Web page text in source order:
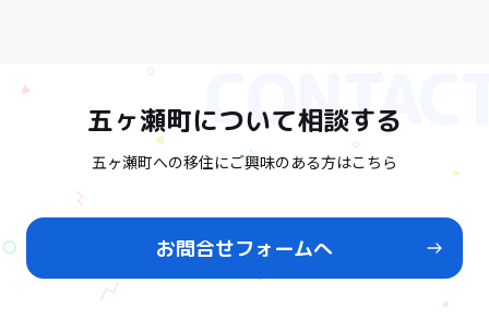
五ヶ瀬町について相談する
五ヶ瀬町への移住にご興味のある方はこちら
お問合せフォームへ